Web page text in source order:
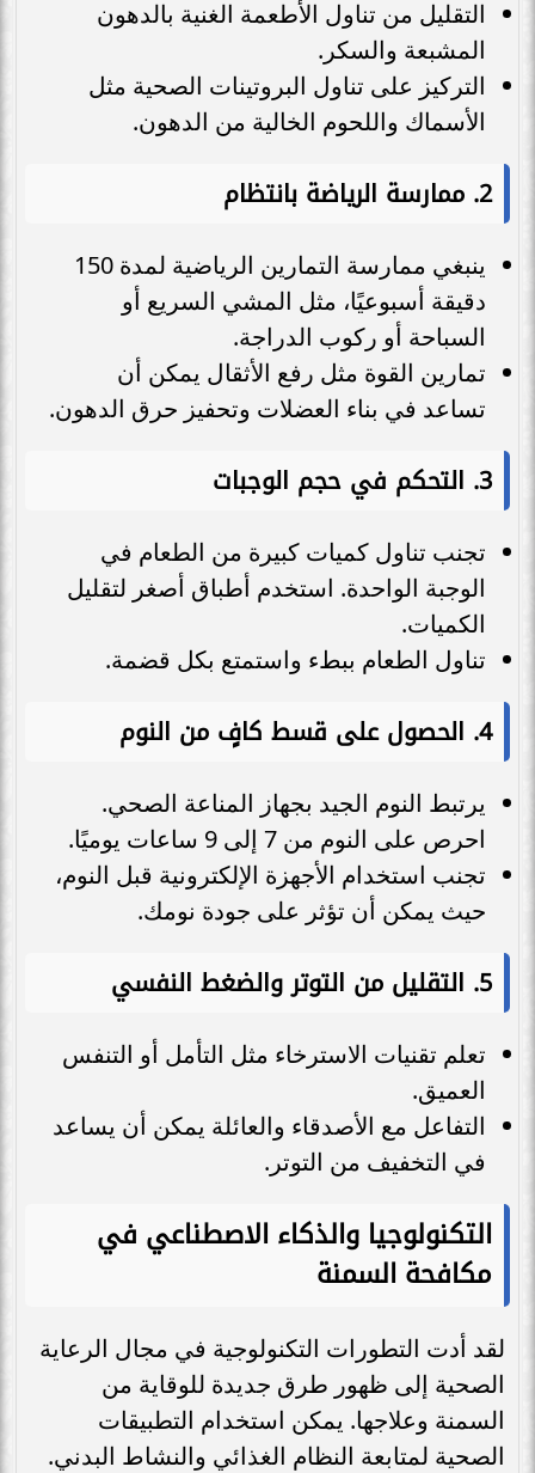
التقليل من تناول الأطعمة الغنية بالدهون
المشبعة والسكر.
التركيز على تناول البروتينات الصحية مثل
الأسماك واللحوم الخالية من الدهون.
2. ممارسة الرياضة بانتظام
ينبغي ممارسة التمارين الرياضية لمدة 150
دقيقة أسبوعيًا، مثل المشي السريع أو
السباحة أو ركوب الدراجة.
تمارين القوة مثل رفع الأثقال يمكن أن
تساعد في بناء العضلات وتحفيز حرق الدهون.
3. التحكم في حجم الوجبات
تجنب تناول كميات كبيرة من الطعام في
الوجبة الواحدة. استخدم أطباق أصغر لتقليل
الكميات.
تناول الطعام ببطء واستمتع بكل قضمة.
4. الحصول على قسط كافٍ من النوم
يرتبط النوم الجيد بجهاز المناعة الصحي.
احرص على النوم من 7 إلى 9 ساعات يوميًا.
تجنب استخدام الأجهزة الإلكترونية قبل النوم،
حيث يمكن أن تؤثر على جودة نومك.
5. التقليل من التوتر والضغط النفسي
تعلم تقنيات الاسترخاء مثل التأمل أو التنفس
العميق.
التفاعل مع الأصدقاء والعائلة يمكن أن يساعد
في التخفيف من التوتر.
التكنولوجيا والذكاء الاصطناعي في
مكافحة السمنة
لقد أدت التطورات التكنولوجية في مجال الرعاية
الصحية إلى ظهور طرق جديدة للوقاية من
السمنة وعلاجها. يمكن استخدام التطبيقات
الصحية لمتابعة النظام الغذائي والنشاط البدني.